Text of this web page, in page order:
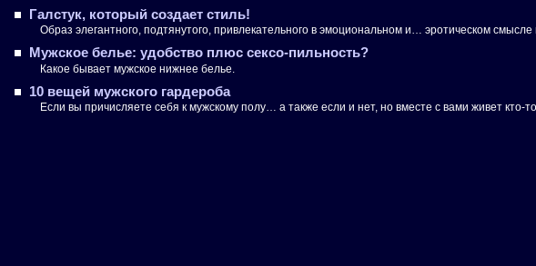
Галстук, который создает стиль!
Образ элегантного, подтянутого, привлекательного в эмоциональном и… эротическом
Мужское белье: удобство плюс сексо-пильность?
Какое бывает мужское нижнее белье.
10 вещей мужского гардероба
Если вы причисляете себя к мужскому полу… а также если и нет, но вместе с вами живет кто-